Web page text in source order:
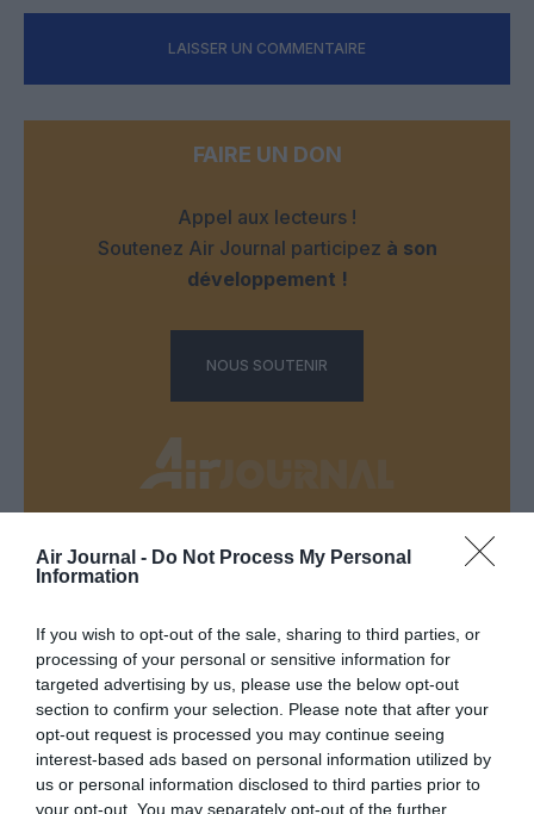
Air Journal - Do Not Process My Personal
Information
If you wish to opt-out of the sale, sharing to third parties, or
processing of your personal or sensitive information for
targeted advertising by us, please use the below opt-out
section to confirm your selection. Please note that after your
opt-out request is processed you may continue seeing
interest-based ads based on personal information utilized by
us or personal information disclosed to third parties prior to
your opt-out. You may separately opt-out of the further
LAISSER UN COMMENTAIRE
FAIRE UN DON
Appel aux lecteurs !
Soutenez Air Journal participez à son
développement !
NOUS SOUTENIR
DERNIERS COMMENTAIRES
Bruno Ca commenté l'article :
Incivilités à Bangkok : 22 passagers chinois refusés à
bord après une course-poursuite, l’incident devient
diplomatique